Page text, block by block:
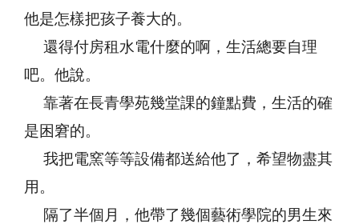
他是怎樣把孩子養大的。
還得付房租水電什麼的啊，生活總要自理
吧。他說。
靠著在長青學苑幾堂課的鐘點費，生活的確
是困窘的。
我把電窯等等設備都送給他了，希望物盡其
用。
隔了半個月，他帶了幾個藝術學院的男生來